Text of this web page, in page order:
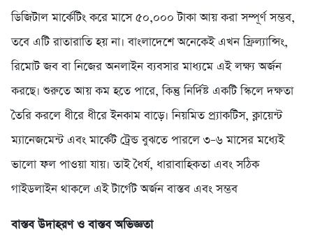
ডিজিটাল মার্কেটিং করে মাসে ৫০,০০০ টাকা আয় করা সম্পূর্ণ সম্ভব,
তবে এটি রাতারাতি হয় না। বাংলাদেশে অনেকেই এখন ফ্রিল্যান্সিং,
রিমোট জব বা নিজের অনলাইন ব্যবসার মাধ্যমে এই লক্ষ্য অর্জন
করছে। শুরুতে আয় কম হতে পারে, কিন্তু নির্দিষ্ট একটি স্কিলে দক্ষতা
তৈরি করলে ধীরে ধীরে ইনকাম বাড়ে। নিয়মিত প্র্যাকটিস, ক্লায়েন্ট
ম্যানেজমেন্ট এবং মার্কেট ট্রেন্ড বুঝতে পারলে ৩–৬ মাসের মধ্যেই
ভালো ফল পাওয়া যায়। তাই ধৈর্য, ধারাবাহিকতা এবং সঠিক
গাইডলাইন থাকলে এই টার্গেট অর্জন বাস্তব এবং সম্ভব
বাস্তব উদাহরণ ও বাস্তব অভিজ্ঞতা